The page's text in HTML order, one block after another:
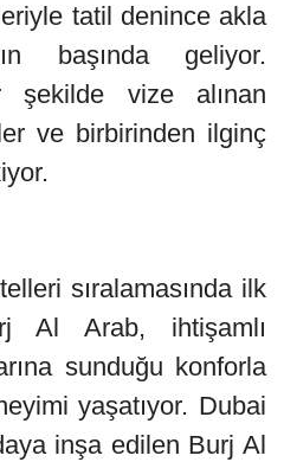
tatil denince akla
başında geliyor.
şekilde vize alınan
ve birbirinden ilginç
sıralamasında ilk
Al Arab, ihtişamlı
sunduğu konforla
yaşatıyor. Dubai
inşa edilen Burj Al